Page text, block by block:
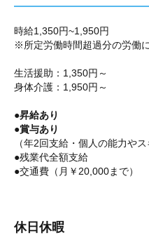
時給1,350円~1,950円
※所定労働時間超過分の労働
生活援助：1,350円～
身体介護：1,950円～
●昇給あり
●賞与あり
（年2回支給・個人の能力や
●残業代全額支給
●交通費（月￥20,000まで）
休日休暇